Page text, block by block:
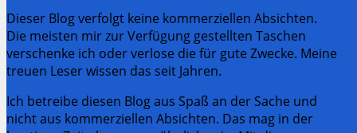
Dieser Blog verfolgt keine kommerziellen Absichten.
Die meisten mir zur Verfügung gestellten Taschen
verschenke ich oder verlose die für gute Zwecke. Meine
treuen Leser wissen das seit Jahren.
Ich betreibe diesen Blog aus Spaß an der Sache und
nicht aus kommerziellen Absichten. Das mag in der